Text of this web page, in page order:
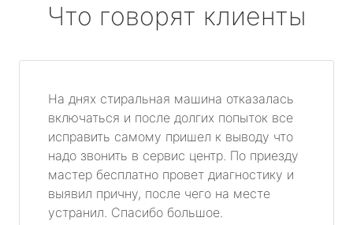
Что говорят клиенты
На днях стиральная машина отказалась
включаться и после долгих попыток все
исправить самому пришел к выводу что
надо звонить в сервис центр. По приезду
мастер бесплатно провет диагностику и
выявил причну, после чего на месте
устранил. Спасибо большое.